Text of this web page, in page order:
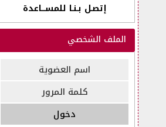
إتصـل بـنـا للمســـاعدة
الملف الشخصي